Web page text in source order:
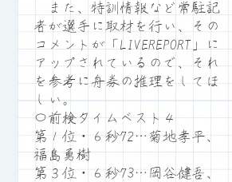
また、特訓情報など常駐記
者が選手に取材を行い、その
コメントが「LIVEREPORT」に
アップされているので、それ
を参考に舟券の推理をしてほ
しい。
〇前検タイムベスト４
第１位・６秒72…菊地孝平、
福島勇樹
第３位・６秒73…岡谷健吾、